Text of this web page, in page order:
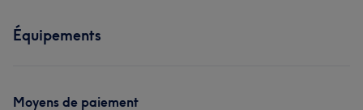
Équipements
Moyens de paiement